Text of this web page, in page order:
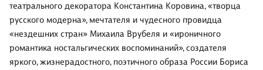
театрального декоратора Константина Коровина, «творца
русского модерна», мечтателя и чудесного провидца
«нездешних стран» Михаила Врубеля и «ироничного
романтика ностальгических воспоминаний», создателя
яркого, жизнерадостного, поэтичного образа России Бориса